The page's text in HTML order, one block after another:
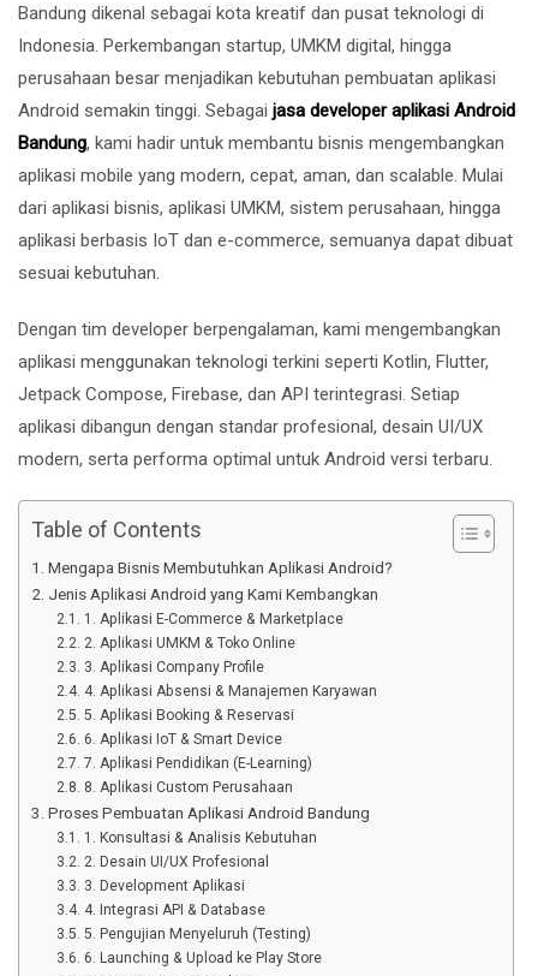
Bandung dikenal sebagai kota kreatif dan pusat teknologi di
Indonesia. Perkembangan startup, UMKM digital, hingga
perusahaan besar menjadikan kebutuhan pembuatan aplikasi
Android semakin tinggi. Sebagai jasa developer aplikasi Android
Bandung, kami hadir untuk membantu bisnis mengembangkan
aplikasi mobile yang modern, cepat, aman, dan scalable. Mulai
dari aplikasi bisnis, aplikasi UMKM, sistem perusahaan, hingga
aplikasi berbasis IoT dan e-commerce, semuanya dapat dibuat
sesuai kebutuhan.
Dengan tim developer berpengalaman, kami mengembangkan
aplikasi menggunakan teknologi terkini seperti Kotlin, Flutter,
Jetpack Compose, Firebase, dan API terintegrasi. Setiap
aplikasi dibangun dengan standar profesional, desain UI/UX
modern, serta performa optimal untuk Android versi terbaru.
Table of Contents
Mengapa Bisnis Membutuhkan Aplikasi Android?
Jenis Aplikasi Android yang Kami Kembangkan
1. Aplikasi E-Commerce & Marketplace
2. Aplikasi UMKM & Toko Online
3. Aplikasi Company Profile
4. Aplikasi Absensi & Manajemen Karyawan
5. Aplikasi Booking & Reservasi
6. Aplikasi IoT & Smart Device
7. Aplikasi Pendidikan (E-Learning)
8. Aplikasi Custom Perusahaan
Proses Pembuatan Aplikasi Android Bandung
1. Konsultasi & Analisis Kebutuhan
2. Desain UI/UX Profesional
3. Development Aplikasi
4. Integrasi API & Database
5. Pengujian Menyeluruh (Testing)
6. Launching & Upload ke Play Store